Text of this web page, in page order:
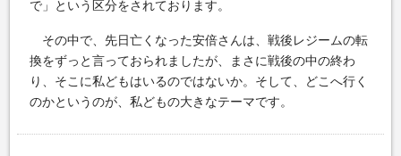
で」という区分をされております。
その中で、先日亡くなった安倍さんは、戦後レジームの転
換をずっと言っておられましたが、まさに戦後の中の終わ
り、そこに私どもはいるのではないか。そして、どこへ行く
のかというのが、私どもの大きなテーマです。